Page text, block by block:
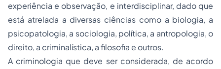
experiência e observação, e interdisciplinar, dado que
está atrelada a diversas ciências como a biologia, a
psicopatologia, a sociologia, política, a antropologia, o
direito, a criminalística, a filosofia e outros.
A criminologia que deve ser considerada, de acordo